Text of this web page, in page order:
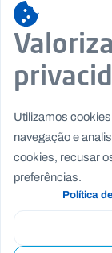
Família
Missão Dom
Jogos
Utilizamos
navegação e
cookies, recusar
preferências.
Política